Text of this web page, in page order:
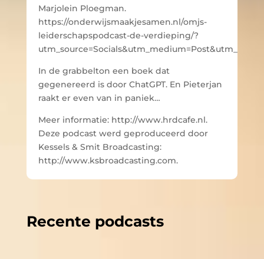
Marjolein Ploegman.
https://onderwijsmaakjesamen.nl/omjs-
leiderschapspodcast-de-verdieping/?
In de grabbelton een boek dat
gegenereerd is door ChatGPT. En Pieterjan
raakt er even van in paniek…
Meer informatie: http://www.hrdcafe.nl.
Deze podcast werd geproduceerd door
Kessels & Smit Broadcasting:
http://www.ksbroadcasting.com.
Recente podcasts